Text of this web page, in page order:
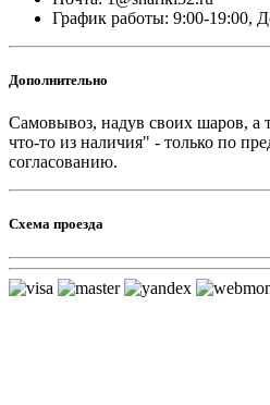
График работы: 9:00-19:00,
Дополнительно
Самовывоз, надув своих шаров, а
что-то из наличия" - только по
согласованию.
Схема проезда